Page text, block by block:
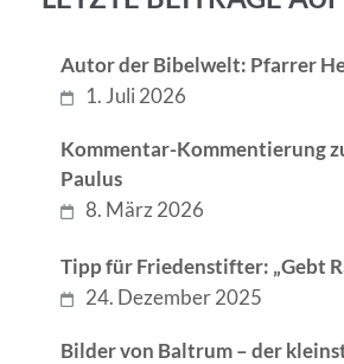
Autor der Bibelwelt: Pfarrer
1. Juli 2026
Kommentar-Kommentierung
Paulus
8. März 2026
Tipp für Friedenstifter: „Gebt
24. Dezember 2025
Bilder von Baltrum – der